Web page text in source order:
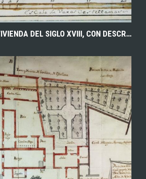
EXPLORAR ZOOM
PLANO DE UNA VIVIENDA DEL SIGLO XVIII, CON DESCRIPCIÓN DE CADA UNA DE SUS PARTES EN EL MARGEN DERECHO, ESCALA EN VARAS CASTELLANAS, E INDICACIÓN DE ZONAS QUE SE DEBÍAN REFORMAR POR ESTAR VIEJAS. 1750. ARCHIVO HISTÓRICO PROVINCIAL DE CUENCA.